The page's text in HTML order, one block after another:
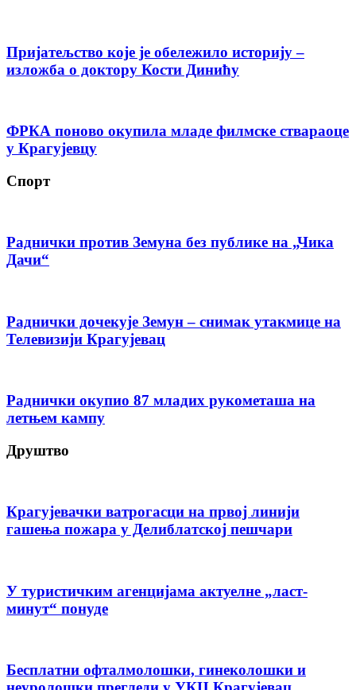
Пријатељство које је обележило историју –
изложба о доктору Кости Динићу
ФРКА поново окупила младе филмске ствараоце
у Крагујевцу
Спорт
Раднички против Земуна без публике на „Чика
Дачи“
Раднички дочекује Земун – снимак утакмице на
Телевизији Крагујевац
Раднички окупио 87 младих рукометаша на
летњем кампу
Друштво
Крагујевачки ватрогасци на првој линији
гашења пожара у Делиблатској пешчари
У туристичким агенцијама актуелне „ласт-
минут“ понуде
Бесплатни офталмолошки, гинеколошки и